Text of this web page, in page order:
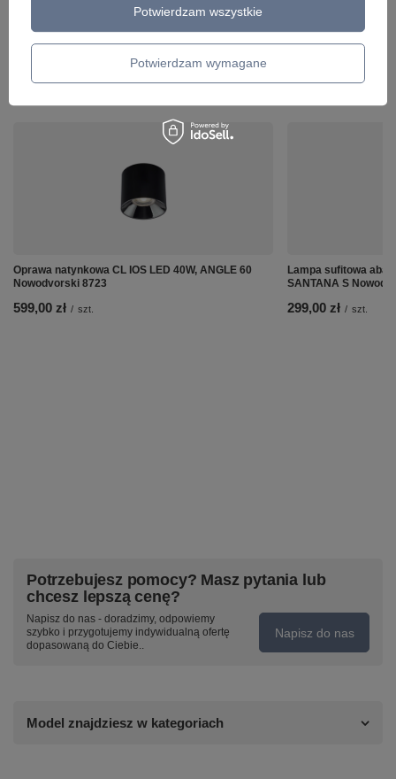
ZOBACZ RÓWNIEŻ
Oprawa natynkowa CL IOS LED 40W, ANGLE 60
Nowodvorski 8723
599,00 zł / szt.
Lampa sufitowa
SANTANA S
299,00 zł / szt.
Potrzebujesz pomocy? Masz pytania lub
chcesz lepszą cenę?
Napisz do nas - doradzimy, odpowiemy
szybko i przygotujemy indywidualną ofertę
dopasowaną do Ciebie..
Napisz do nas
Model znajdziesz w kategoriach
Potwierdzam wymagane
Potwierdzam wszystkie